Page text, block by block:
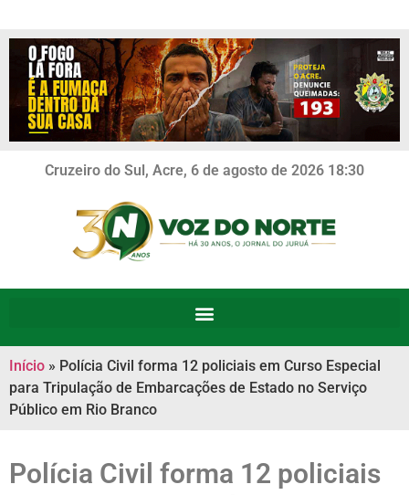
Cruzeiro do Sul, Acre, 6 de agosto de 2026 18:30
Início » Polícia Civil forma 12 policiais em Curso Especial
para Tripulação de Embarcações de Estado no Serviço
Público em Rio Branco
Polícia Civil forma 12 policiais